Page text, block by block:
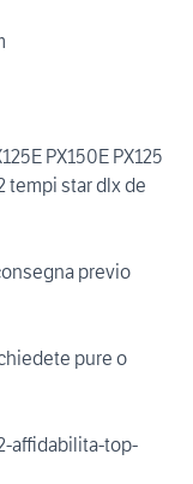
PX150E PX125
tempi star dlx de
previo
pure o
affidabilita-top-